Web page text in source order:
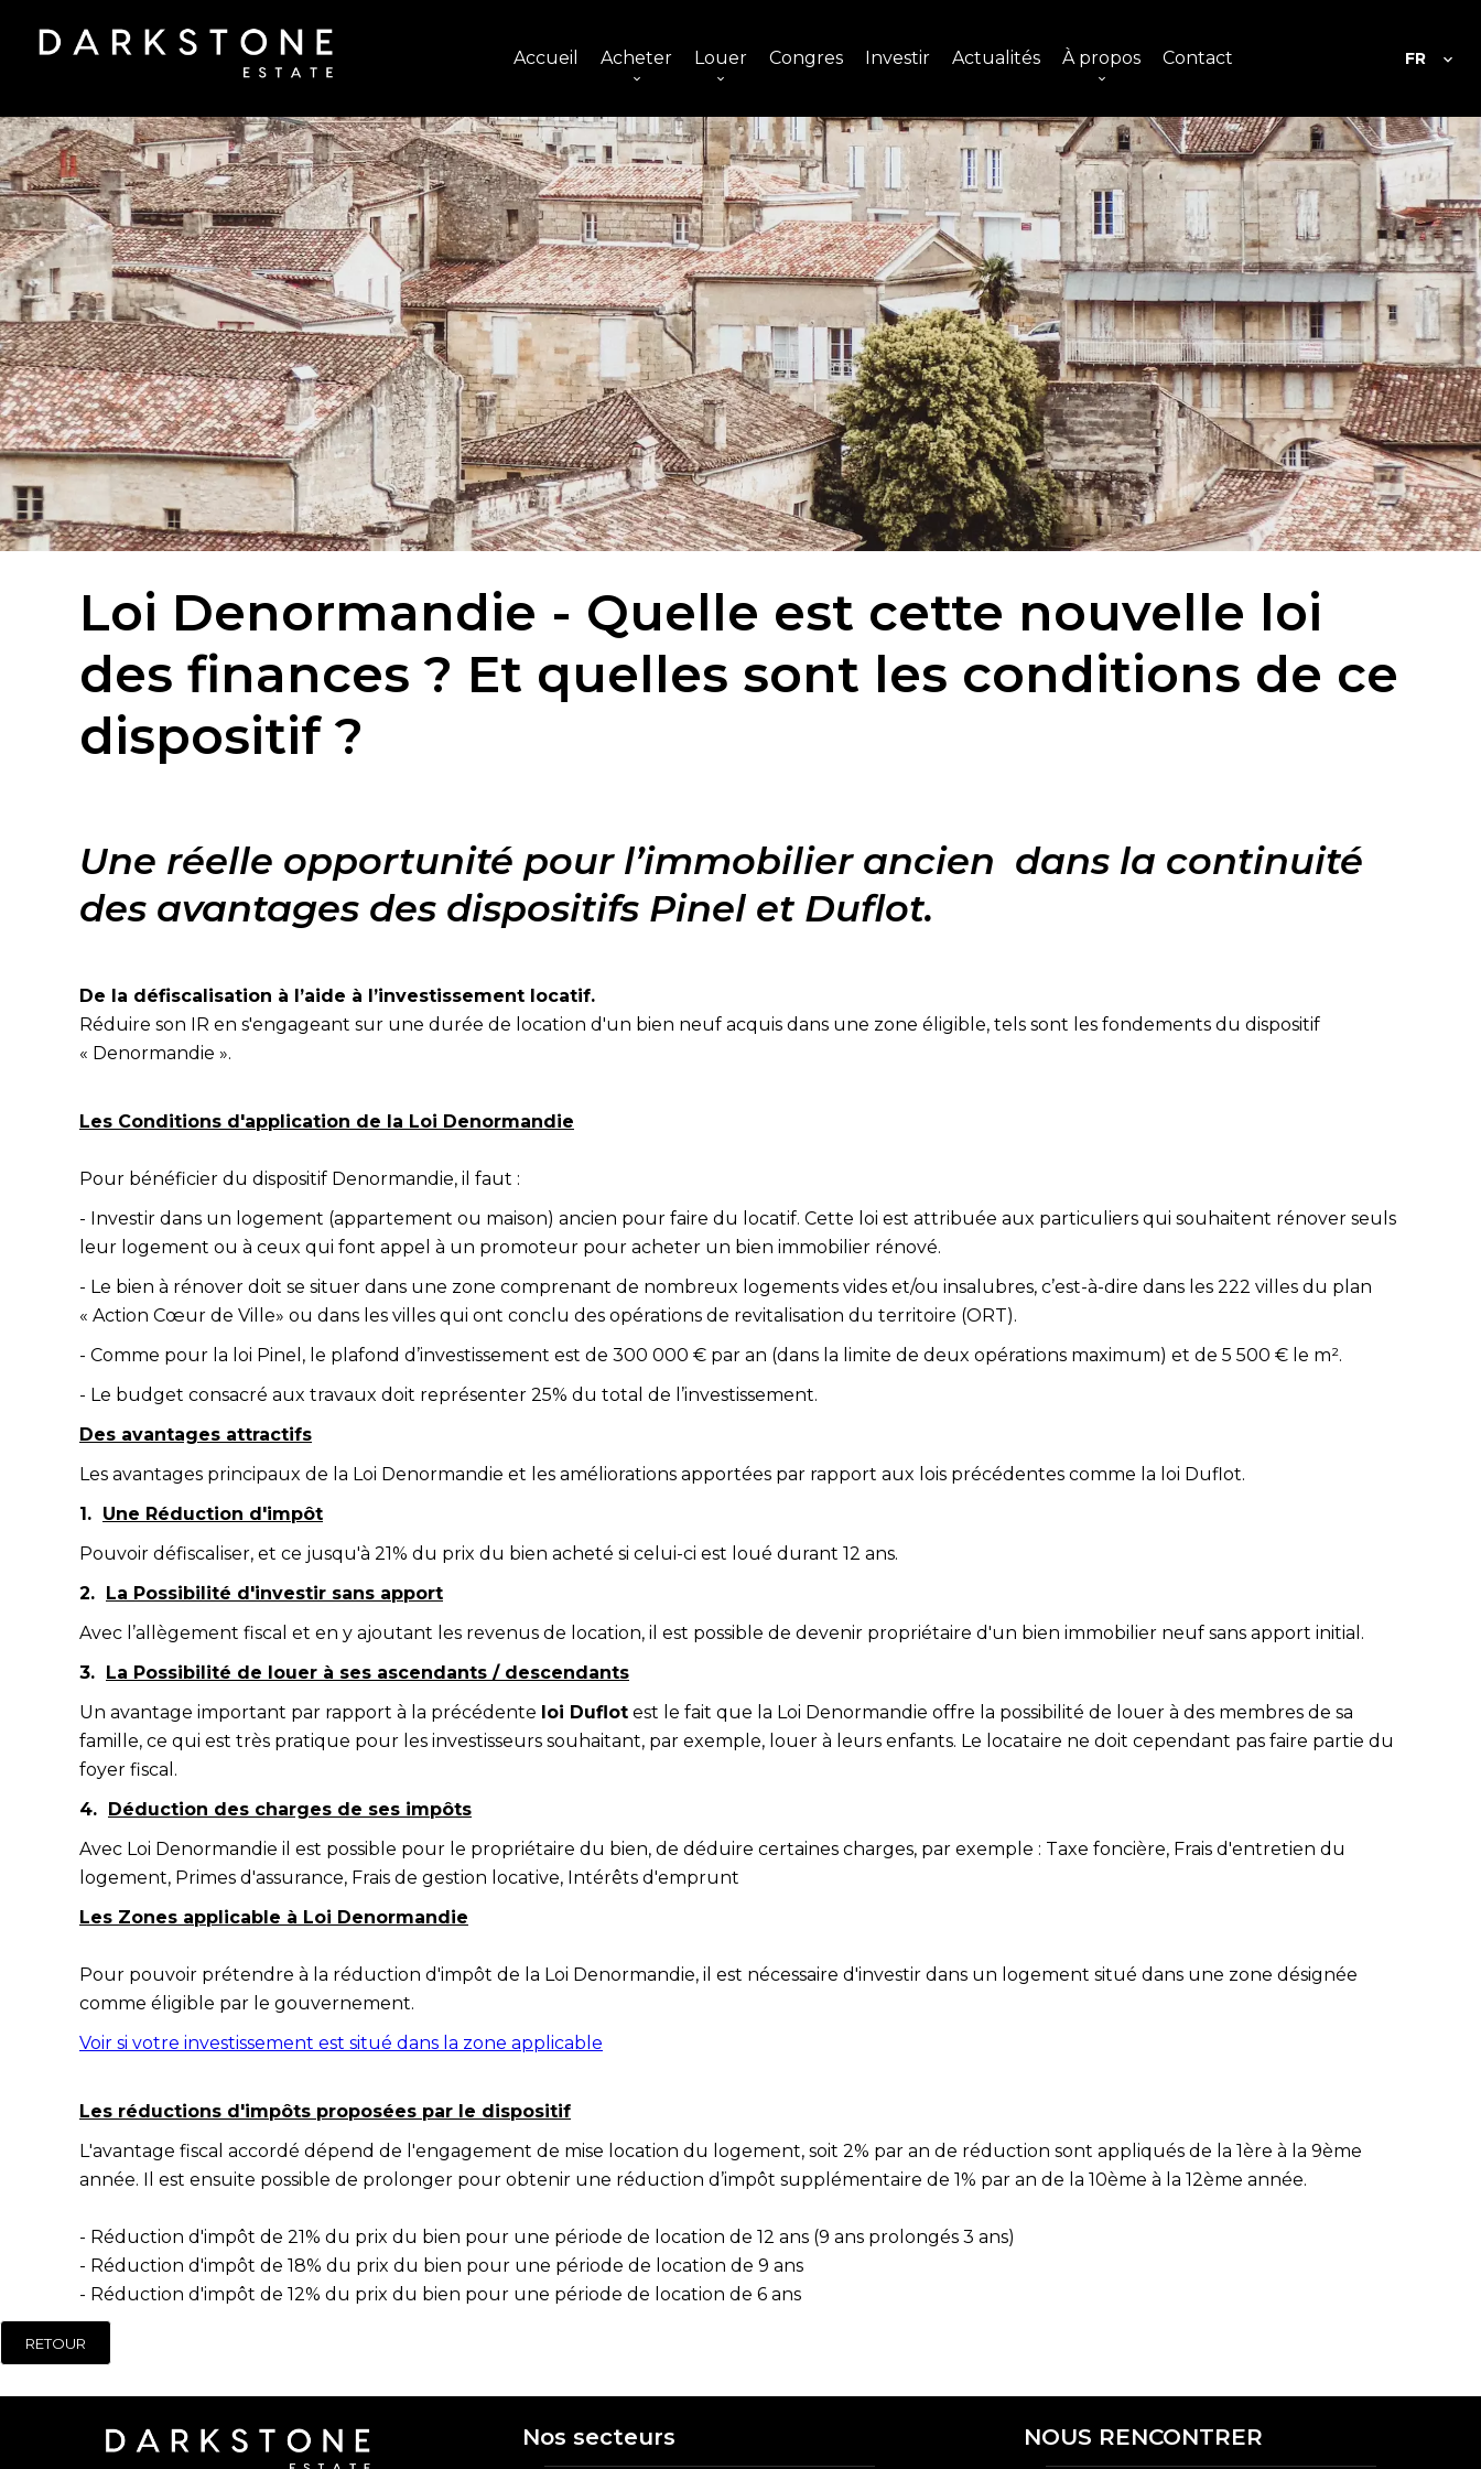
Accueil Acheter Louer Congres Investir Actualités À propos Contact FR
Loi Denormandie - Quelle est cette nouvelle loi
des finances ? Et quelles sont les conditions de ce
dispositif ?
Une réelle opportunité pour l’immobilier ancien dans la continuité
des avantages des dispositifs Pinel et Duflot.
De la défiscalisation à l’aide à l’investissement locatif.
Réduire son IR en s'engageant sur une durée de location d'un bien neuf acquis dans une zone éligible, tels sont les fondements du dispositif
« Denormandie ».
Les Conditions d'application de la Loi Denormandie
Pour bénéficier du dispositif Denormandie, il faut :
- Investir dans un logement (appartement ou maison) ancien pour faire du locatif. Cette loi est attribuée aux particuliers qui souhaitent rénover seuls
leur logement ou à ceux qui font appel à un promoteur pour acheter un bien immobilier rénové.
- Le bien à rénover doit se situer dans une zone comprenant de nombreux logements vides et/ou insalubres, c’est-à-dire dans les 222 villes du plan
« Action Cœur de Ville» ou dans les villes qui ont conclu des opérations de revitalisation du territoire (ORT).
- Comme pour la loi Pinel, le plafond d’investissement est de 300 000 € par an (dans la limite de deux opérations maximum) et de 5 500 € le m².
- Le budget consacré aux travaux doit représenter 25% du total de l’investissement.
Des avantages attractifs
Les avantages principaux de la Loi Denormandie et les améliorations apportées par rapport aux lois précédentes comme la loi Duflot.
1. Une Réduction d'impôt
Pouvoir défiscaliser, et ce jusqu'à 21% du prix du bien acheté si celui-ci est loué durant 12 ans.
2. La Possibilité d'investir sans apport
Avec l’allègement fiscal et en y ajoutant les revenus de location, il est possible de devenir propriétaire d'un bien immobilier neuf sans apport initial.
3. La Possibilité de louer à ses ascendants / descendants
Un avantage important par rapport à la précédente loi Duflot est le fait que la Loi Denormandie offre la possibilité de louer à des membres de sa
famille, ce qui est très pratique pour les investisseurs souhaitant, par exemple, louer à leurs enfants. Le locataire ne doit cependant pas faire partie du
foyer fiscal.
4. Déduction des charges de ses impôts
Avec Loi Denormandie il est possible pour le propriétaire du bien, de déduire certaines charges, par exemple : Taxe foncière, Frais d'entretien du
logement, Primes d'assurance, Frais de gestion locative, Intérêts d'emprunt
Les Zones applicable à Loi Denormandie
Pour pouvoir prétendre à la réduction d'impôt de la Loi Denormandie, il est nécessaire d'investir dans un logement situé dans une zone désignée
comme éligible par le gouvernement.
Voir si votre investissement est situé dans la zone applicable
Les réductions d'impôts proposées par le dispositif
L'avantage fiscal accordé dépend de l'engagement de mise location du logement, soit 2% par an de réduction sont appliqués de la 1ère à la 9ème
année. Il est ensuite possible de prolonger pour obtenir une réduction d’impôt supplémentaire de 1% par an de la 10ème à la 12ème année.
- Réduction d'impôt de 21% du prix du bien pour une période de location de 12 ans (9 ans prolongés 3 ans)
- Réduction d'impôt de 18% du prix du bien pour une période de location de 9 ans
- Réduction d'impôt de 12% du prix du bien pour une période de location de 6 ans
RETOUR
Nos secteurs NOUS RENCONTRER